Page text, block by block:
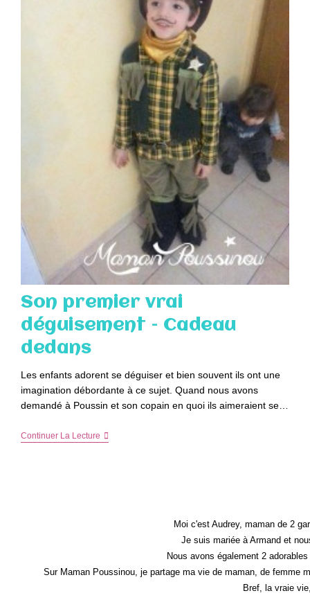
Son premier vrai
déguisement – Cadeau
dedans
Les enfants adorent se déguiser et bien souvent ils ont une
imagination débordante à ce sujet. Quand nous avons
demandé à Poussin et son copain en quoi ils aimeraient se…
Continuer La LectureSon
Moi c'est Audrey, maman de 2
Je suis mariée à Armand et
Nous avons également 2
Sur Maman Poussinou, je partage ma vie de maman, de femme
Bref, la vraie